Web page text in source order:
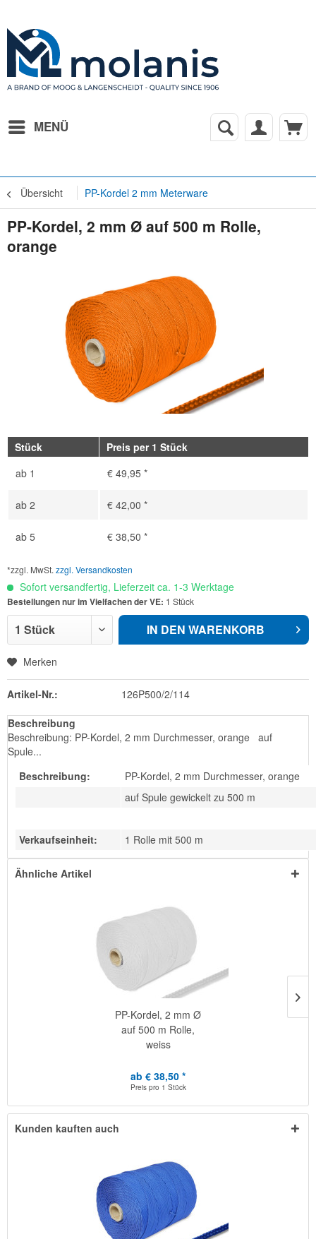
MENÜ
Übersicht PP-Kordel 2 mm Meterware
PP-Kordel, 2 mm Ø auf 500 m Rolle,
orange
Stück
Preis per 1 Stück
ab 1 € 49,95 *
ab 2 € 42,00 *
ab 5 € 38,50 *
*zzgl. MwSt. zzgl. Versandkosten
Sofort versandfertig, Lieferzeit ca. 1-3 Werktage
Bestellungen nur im Vielfachen der VE: 1 Stück
IN DEN WARENKORB
Merken
Artikel-Nr.: 126P500/2/114
Beschreibung
Beschreibung: PP-Kordel, 2 mm Durchmesser, orange auf
Spule...
Beschreibung:
PP-Kordel, 2 mm Durchmesser, orange
auf Spule gewickelt zu 500 m
Verkaufseinheit: 1 Rolle mit 500 m
Ähnliche Artikel
PP-Kordel, 2 mm Ø
auf 500 m Rolle,
weiss
ab € 38,50 *
Preis pro 1 Stück
Kunden kauften auch